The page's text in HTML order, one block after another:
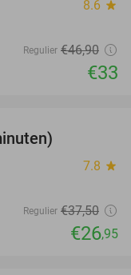
8.6 star
Regulier €46,90
€33
7.8 star
Regulier €37,50
€26,95